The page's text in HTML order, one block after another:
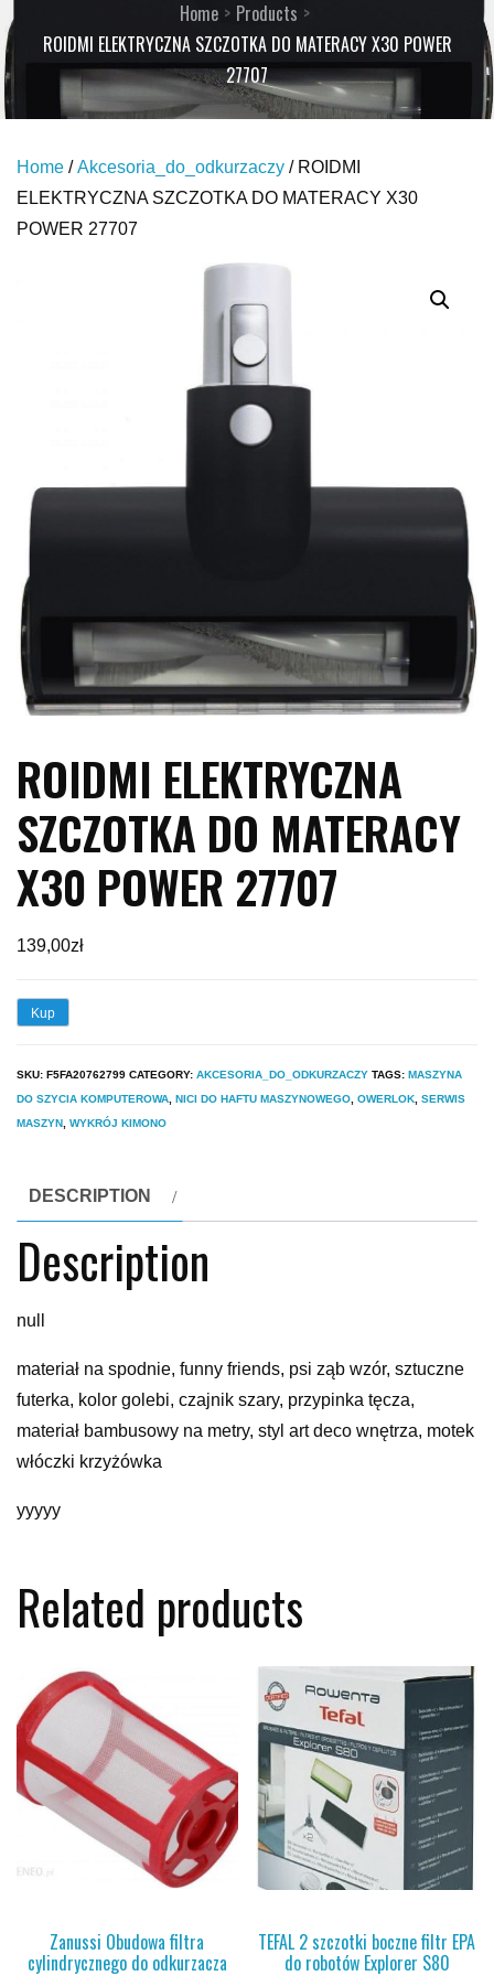
Home
Products
ROIDMI ELEKTRYCZNA SZCZOTKA DO MATERACY X30 POWER
27707
Home /Akcesoria_do_odkurzaczy / ROIDMI
ELEKTRYCZNA SZCZOTKA DO MATERACY X30
POWER 27707
ROIDMI ELEKTRYCZNA
SZCZOTKA DO MATERACY
X30 POWER 27707
139,00zł
Kup
SKU: F5FA20762799 CATEGORY: AKCESORIA_DO_ODKURZACZY TAGS: MASZYNA
DO SZYCIA KOMPUTEROWA NICI DO HAFTU MASZYNOWEGO OWERLOK SERWIS
MASZYN WYKRÓJ KIMONO
DESCRIPTION
Description
null
materiał na spodnie, funny friends, psi ząb wzór, sztuczne
futerka, kolor golebi, czajnik szary, przypinka tęcza,
materiał bambusowy na metry, styl art deco wnętrza, motek
włóczki krzyżówka
yyyyy
Related products
Zanussi Obudowa filtra
cylindrycznego do odkurzacza
TEFAL 2 szczotki boczne filtr EPA
do robotów Explorer S80